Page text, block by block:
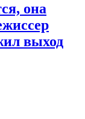
она
выход